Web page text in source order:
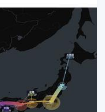
、测试和迭代速度比一年前